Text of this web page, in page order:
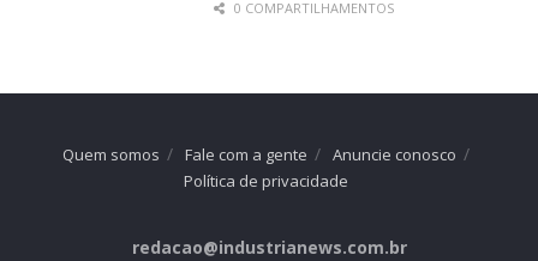
0 COMPARTILHAMENTOS
Quem somos Fale com a gente
Anuncie conosco
Política de privacidade
redacao@industrianews.com.br